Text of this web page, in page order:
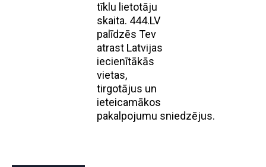
tīklu lietotāju
skaita. 444.LV
palīdzēs Tev
atrast Latvijas
iecienītākās
vietas,
tirgotājus un
ieteicamākos
pakalpojumu sniedzējus.